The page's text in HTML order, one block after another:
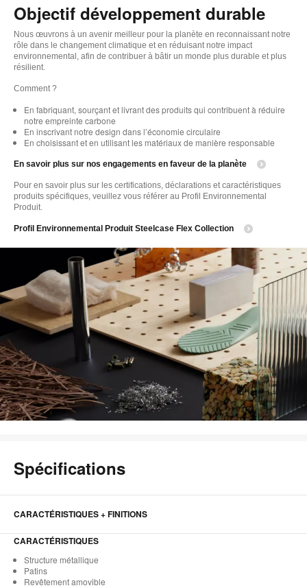
Objectif développement durable
Nous œuvrons à un avenir meilleur pour la planète en reconnaissant notre
rôle dans le changement climatique et en réduisant notre impact
environnemental, afin de contribuer à bâtir un monde plus durable et plus
résilient. ​
Comment ?​
En fabriquant, sourçant et livrant des produits qui contribuent à réduire
notre empreinte carbone
En inscrivant notre design dans l’économie circulaire​
En choisissant et en utilisant les matériaux de manière responsable
En savoir plus sur nos engagements en faveur de la planète
Pour en savoir plus sur les certifications, déclarations et caractéristiques
produits spécifiques, veuillez vous référer au Profil Environnemental
Produit.
Profil Environnemental Produit Steelcase Flex Collection
Spécifications
CARACTÉRISTIQUES + FINITIONS
CARACTÉRISTIQUES
Structure métallique
Patins
Revêtement amovible